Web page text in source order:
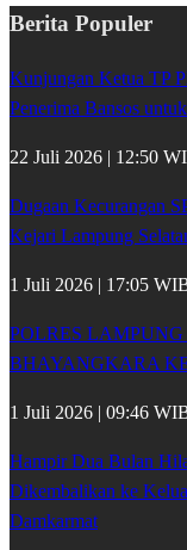
Berita Populer
Kunjungan Ketua TP
Penerima Bansos
22 Juli 2026 | 12:50
Dugaan Kecurangan
Kejari Lampung
1 Juli 2026 | 17:05
POLRES
BHAYANGKARA
1 Juli 2026 | 09:46
Hampir Dua Bulan
Dikembalikan ke
Damkarmat